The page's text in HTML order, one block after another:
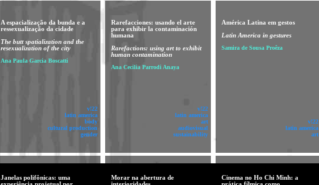
A espacialização da bunda e a
ressexualização da cidade
The butt spatialization and the
resexualization of the city
Ana Paula Garcia Boscatti
v!22
latin america
body
cultural production
gender
Rarefacciones: usando el arte
para exhibir la contaminación
humana
Rarefactions: using art to exhibit
human contamination
Ana Cecilia Parrodi Anaya
v!22
latin america
art
audiovisual
sustainability
América Latina em gestos
Latin America in gestures
Samira de Sousa Proêza
v!22
latin america
art
Janelas polifônicas: uma
Morar na abertura de
Cinema no Ho Chi Minh: a